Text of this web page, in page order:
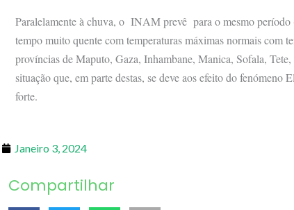
Paralelamente à chuva, o INAM prevê para o mesmo
tempo muito quente com temperaturas máximas normais com
províncias de Maputo, Gaza, Inhambane, Manica, Sofala,
situação que, em parte destas, se deve aosefeito do fenómeno
forte.
Janeiro 3, 2024
Compartilhar